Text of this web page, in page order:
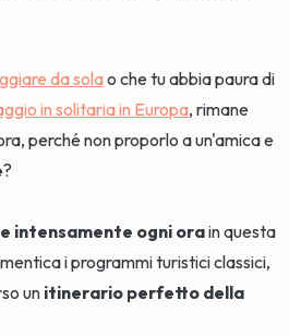
da solao che tu abbia paura di
in solitaria in Europa, rimane
perché non proporlo a un'amica e
?
intensamente ogni orain questa
i programmi turistici classici,
un itinerario perfetto della